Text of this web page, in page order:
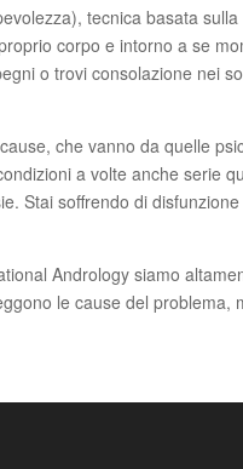
tecnica basata
corpo e intorno a se
o trovi consolazione nei
che vanno da quelle
a volte anche serie
Stai soffrendo di
Andrology siamo
le cause del